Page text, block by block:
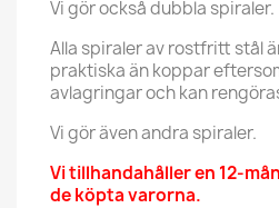
Vi gör också dubbla spiraler.
Alla spiraler av rostfritt stål
praktiska än koppar
avlagringar och kan
Vi gör även andra spiraler.
Vi tillhandahåller en 12-
de köpta varorna.